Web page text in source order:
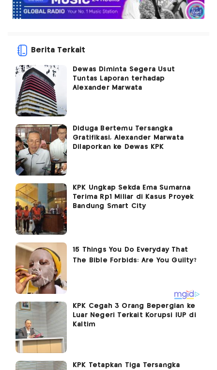
Berita Terkait
Dewas Diminta Segera Usut
Tuntas Laporan terhadap
Alexander Marwata
Diduga Bertemu Tersangka
Gratifikasi, Alexander Marwata
Dilaporkan ke Dewas KPK
KPK Ungkap Sekda Ema Sumarna
Terima Rp1 Miliar di Kasus Proyek
Bandung Smart City
KPK Cegah 3 Orang Bepergian ke
Luar Negeri Terkait Korupsi IUP di
Kaltim
KPK Tetapkan Tiga Tersangka